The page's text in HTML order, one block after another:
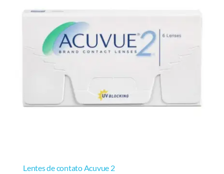
Lentes de contato Acuvue 2